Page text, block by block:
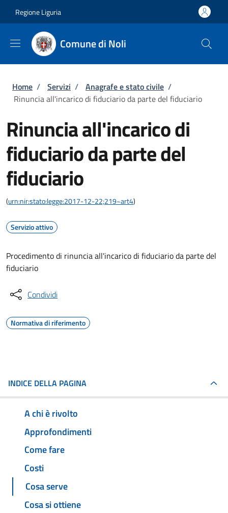
Regione Liguria
Comune di Noli
Briciole di pane
Home / Servizi / Anagrafe e stato civile /
Rinuncia all'incarico di fiduciario da parte del fiduciario
Rinuncia all'incarico di
fiduciario da parte del
fiduciario
(urn:nir:stato:legge:2017-12-22;219~art4)
Servizio attivo
Procedimento di rinuncia all'incarico di fiduciario da parte del
fiduciario
Condividi
Normativa di riferimento
INDICE DELLA PAGINA
A chi è rivolto
Approfondimenti
Come fare
Costi
Cosa serve
Cosa si ottiene